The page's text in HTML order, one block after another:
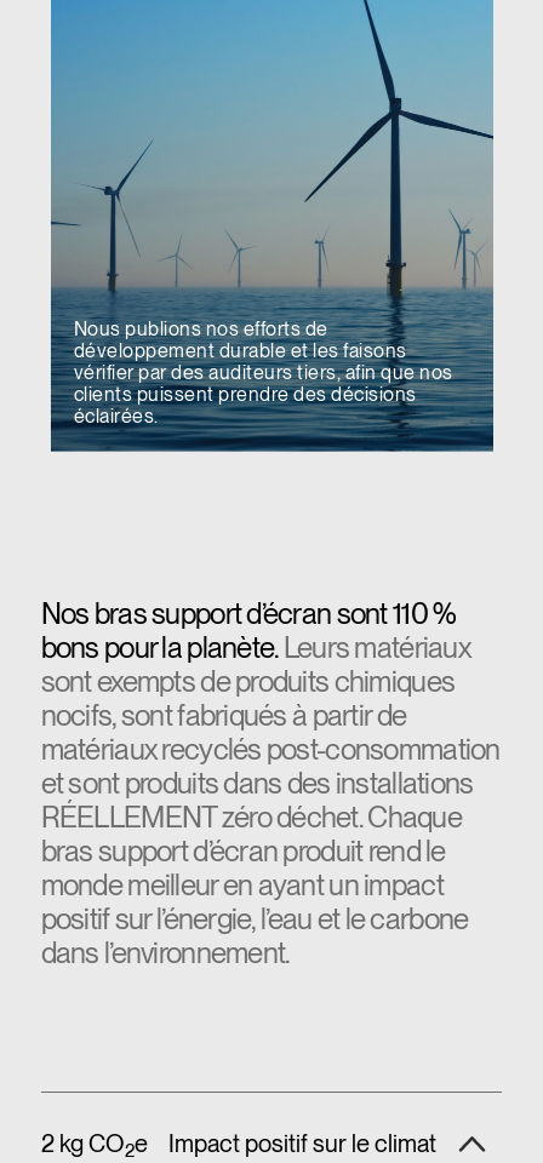
Nous publions nos efforts de
développement durable et les faisons
vérifier par des auditeurs tiers, afin que nos
clients puissent prendre des décisions
éclairées.
Nos bras support d’écran sont 110 %
bons pour la planète.Leurs matériaux
sont exempts de produits chimiques
nocifs, sont fabriqués à partir de
matériaux recyclés post-consommation
et sont produits dans des installations
RÉELLEMENT zéro déchet. Chaque
bras support d’écran produit rend le
monde meilleur en ayant un impact
positif sur l’énergie, l’eau et le carbone
dans l’environnement.
2 kg CO2e Impact positif sur le climat